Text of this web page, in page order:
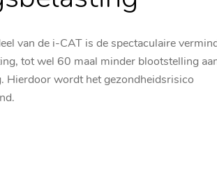
van de i-CAT is de spectaculaire
tot wel 60 maal minder blootstelling
Hierdoor wordt het gezondheidsrisico